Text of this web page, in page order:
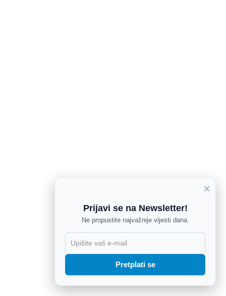
×
Prijavi se na Newsletter!
Ne propustite najvažnije vijesti dana.
Pretplati se